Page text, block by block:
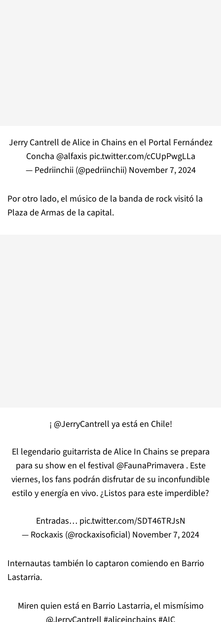
Jerry Cantrell de Alice in Chains en el Portal Fernández
Concha @alfaxis pic.twitter.com/cCUpPwgLLa
— Pedriinchii (@pedriinchii) November 7, 2024
Por otro lado, el músico de la banda de rock visitó la
Plaza de Armas de la capital.
¡ @JerryCantrell ya está en Chile!
El legendario guitarrista de Alice In Chains se prepara
para su show en el festival @FaunaPrimavera . Este
viernes, los fans podrán disfrutar de su inconfundible
estilo y energía en vivo. ¿Listos para este imperdible?
Entradas… pic.twitter.com/SDT46TRJsN
— Rockaxis (@rockaxisoficial) November 7, 2024
Internautas también lo captaron comiendo en Barrio
Lastarria.
Miren quien está en Barrio Lastarria, el mismísimo